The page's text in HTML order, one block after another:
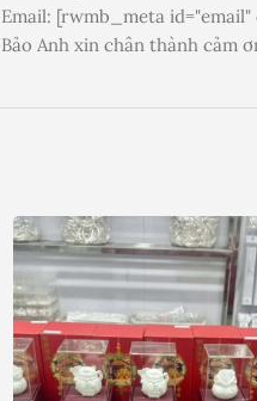
Email: [rwmb_meta
Bảo Anh xin chân thành cảm